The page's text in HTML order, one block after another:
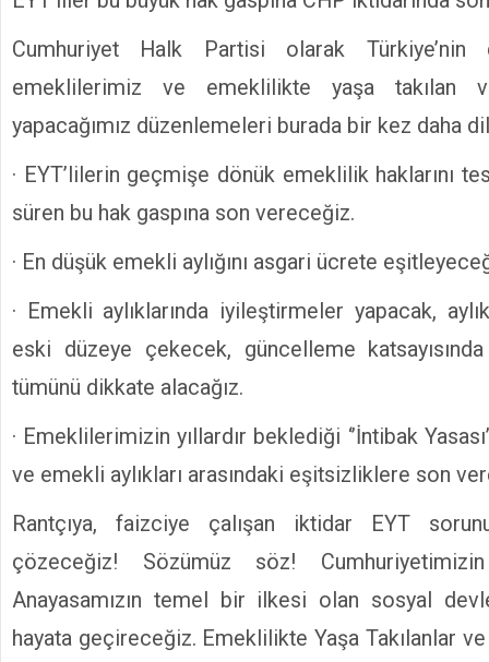
Cumhuriyet Halk Partisi olarak Türkiye’nin
emeklilerimiz ve emeklilikte yaşa takılan
yapacağımız düzenlemeleri burada bir kez daha
· EYT’lilerin geçmişe dönük emeklilik haklarını
süren bu hak gaspına son vereceğiz.
· En düşük emekli aylığını asgari ücrete
· Emekli aylıklarında iyileştirmeler yapacak,
eski düzeye çekecek, güncelleme
tümünü dikkate alacağız.
· Emeklilerimizin yıllardır beklediği ‘’İntibak
ve emekli aylıkları arasındaki eşitsizliklere son
Rantçıya, faizciye çalışan iktidar EYT
çözeceğiz! Sözümüz söz!
Anayasamızın temel bir ilkesi olan sosyal
hayata geçireceğiz. Emeklilikte Yaşa Takılanlar